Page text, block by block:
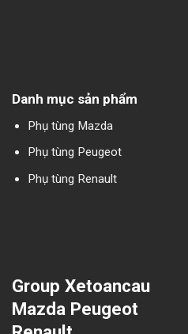
Danh mục sản phẩm
Phụ tùng Mazda
Phụ tùng Peugeot
Phụ tùng Renault
Group Xetoancau
Mazda Peugeot